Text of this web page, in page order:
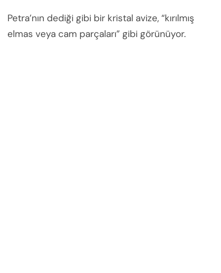
Petra’nın dediği gibi bir kristal avize, “kırılmış
elmas veya cam parçaları” gibi görünüyor.